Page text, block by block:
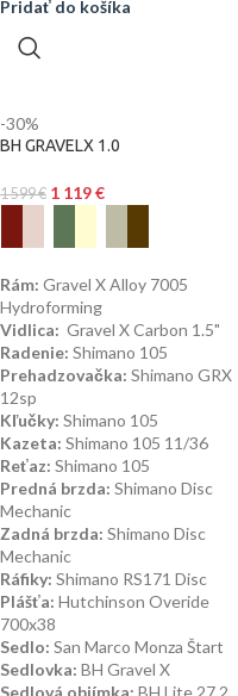
Pridať do košíka
-30%
BH GRAVELX 1.0
1 599€ 1 119€
Rám: Gravel X Alloy 7005
Hydroforming
Vidlica: Gravel X Carbon 1.5"
Radenie: Shimano 105
Prehadzovačka: Shimano GRX
12sp
Kľučky: Shimano 105
Kazeta: Shimano 105 11/36
Reťaz: Shimano 105
Predná brzda: Shimano Disc
Mechanic
Zadná brzda: Shimano Disc
Mechanic
Ráfiky: Shimano RS171 Disc
Plášťa: Hutchinson Overide
700x38
Sedlo: San Marco Monza Štart
Sedlovka: BH Gravel X